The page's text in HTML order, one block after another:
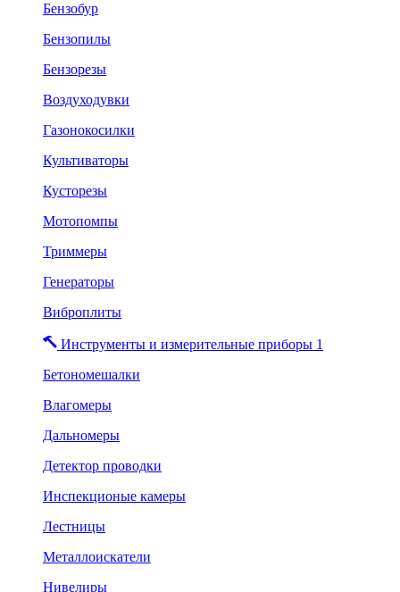
Бензобур
Бензопилы
Бензорезы
Воздуходувки
Газонокосилки
Культиваторы
Кусторезы
Мотопомпы
Триммеры
Генераторы
Виброплиты
Инструменты и измерительные приборы 1
Бетономешалки
Влагомеры
Дальномеры
Детектор проводки
Инспекционые камеры
Лестницы
Металлоискатели
Нивелиры